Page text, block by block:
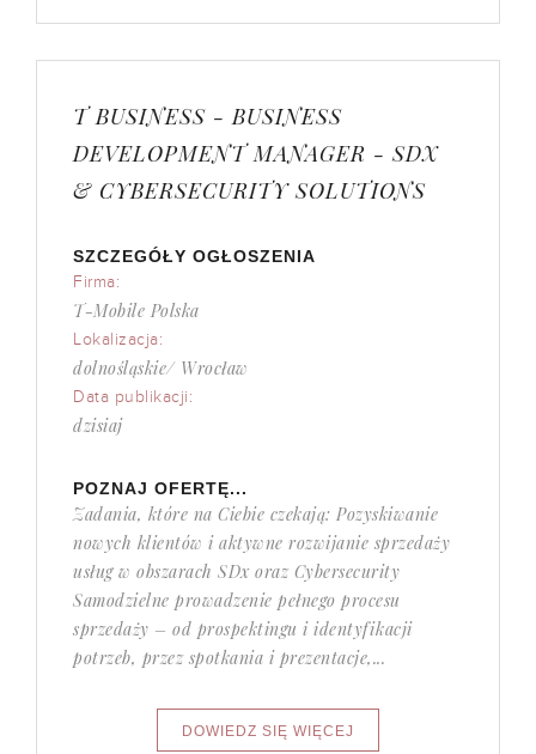
T BUSINESS - BUSINESS
DEVELOPMENT MANAGER - SDX
& CYBERSECURITY SOLUTIONS
SZCZEGÓŁY OGŁOSZENIA
Firma:
T-Mobile Polska
Lokalizacja:
dolnośląskie/ Wrocław
Data publikacji:
dzisiaj
POZNAJ OFERTĘ...
Zadania, które na Ciebie czekają: Pozyskiwanie
nowych klientów i aktywne rozwijanie sprzedaży
usług w obszarach SDx oraz Cybersecurity
Samodzielne prowadzenie pełnego procesu
sprzedaży – od prospektingu i identyfikacji
potrzeb, przez spotkania i prezentacje,...